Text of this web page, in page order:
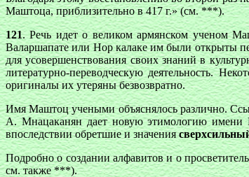
Маштоца, приблизительно в 417 г.» (см. ***).
121. Речь идет о великом армянском ученом
Валаршапате или Нор калаке им были открыты
для усовершенствования своих знаний в
литературно-переводческую деятельность.
оригиналы их утеряны безвозвратно.
Имя Маштоц учеными объяснялось различно.
А. Мнацаканян дает новую этимологию имени
впоследствии обретшие и значения
Подробно о создании алфавитов и о
см. также ***).